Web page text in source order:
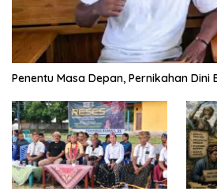
Penentu Masa Depan, Pernikahan Dini